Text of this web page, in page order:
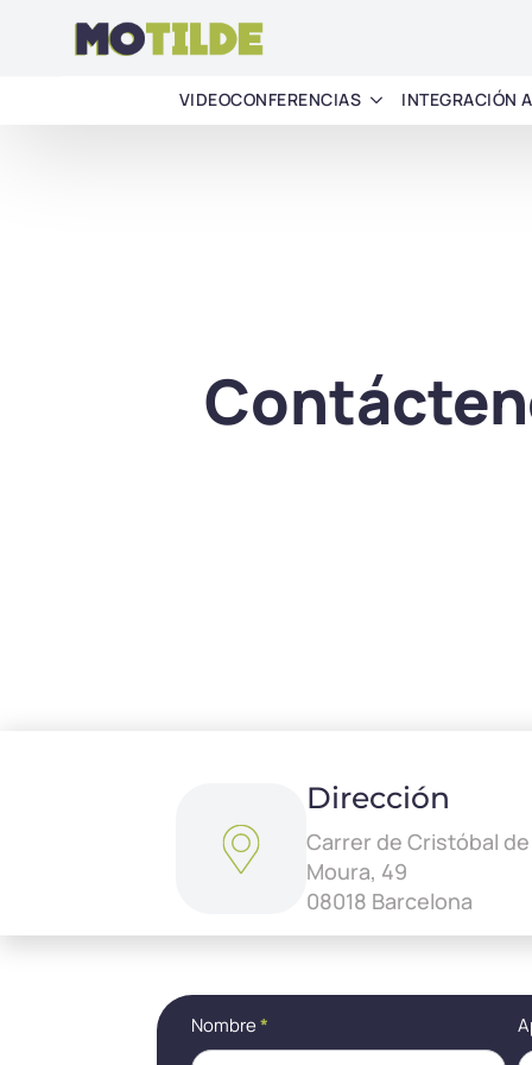
VIDEOCONFERENCIAS INTEGRACIÓN
Dirección
Carrer de Cristóbal de
Moura, 49
08018 Barcelona
(ES)
Nombre*
eres
humano,